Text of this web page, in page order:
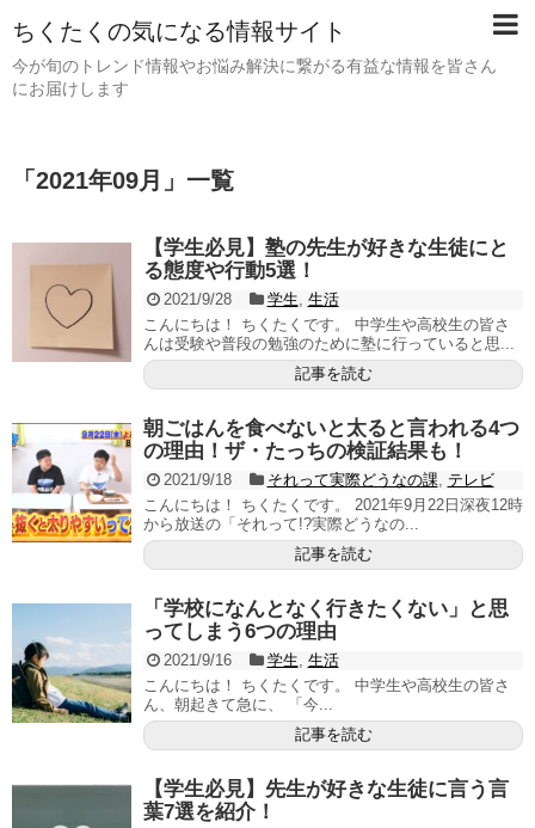
ちくたくの気になる情報サイト
今が旬のトレンド情報やお悩み解決に繋がる有益な情報を皆さん
にお届けします
「 2021年09月 」 一覧
【学生必見】塾の先生が好きな生徒にと
る態度や行動5選！
2021/9/28 学生 生活
こんにちは！ ちくたくです。 中学生や高校生の皆さ
んは受験や普段の勉強のために塾に行っていると思...
記事を読む
朝ごはんを食べないと太ると言われる4つ
の理由！ザ・たっちの検証結果も！
2021/9/18 それって実際どうなの課
テレビ
こんにちは！ ちくたくです。 2021年9月22日深夜12時
から放送の「それって!?実際どうなの...
記事を読む
「学校になんとなく行きたくない」と思
ってしまう6つの理由
2021/9/16 学生 生活
こんにちは！ ちくたくです。 中学生や高校生の皆さ
ん、朝起きて急に、 「今...
記事を読む
【学生必見】先生が好きな生徒に言う言
葉7選を紹介！